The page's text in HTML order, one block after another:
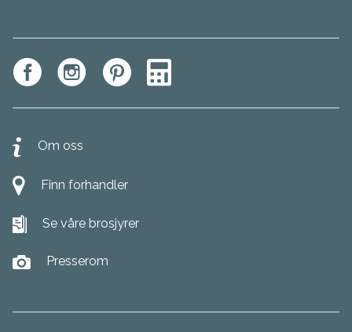
Om oss
Finn forhandler
Se våre brosjyrer
Presserom